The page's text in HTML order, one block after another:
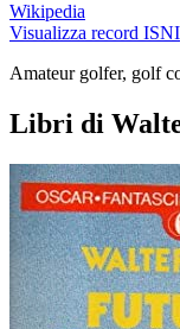
Wikipedia
Visualizza record ISNI
Amateur golfer, golf
Libri di